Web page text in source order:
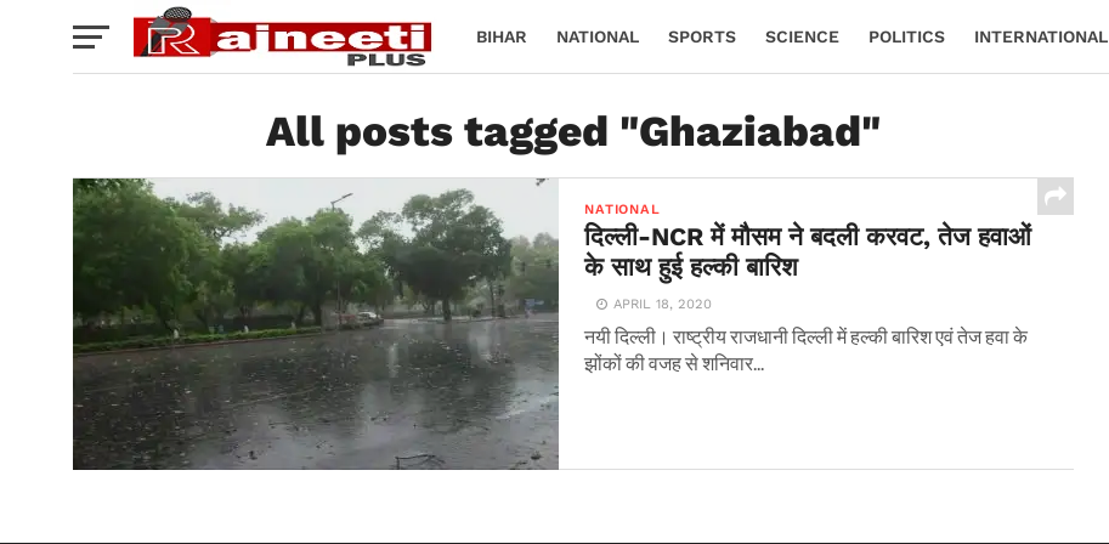
BIHAR NATIONAL SPORTS SCIENCE POLITICS INTERNATIONAL
All posts tagged "Ghaziabad"
NATIONAL
दिल्ली-NCR में मौसम ने बदली करवट, तेज हवाओं
के साथ हुई हल्की बारिश
APRIL 18, 2020
नयी दिल्ली। राष्ट्रीय राजधानी दिल्ली में हल्की बारिश एवं तेज हवा के
झोंकों की वजह से शनिवार...